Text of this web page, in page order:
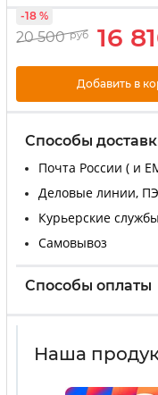
20 500 руб 16
-18 %
Добавить в
Способы
Почта России ( и
Деловые линии,
Курьерские
Самовывоз
Способы оплаты
Наша